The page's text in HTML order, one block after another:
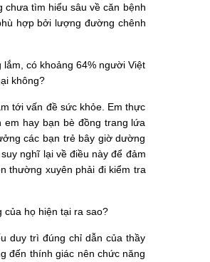
chưa tìm hiểu sâu về căn bệnh
hợp bởi lượng đường chênh
có khoảng 64% người Việt
không?
tới vấn đề sức khỏe. Em thực
hay bạn bè đồng trang lứa
các bạn trẻ bây giờ dường
nghĩ lại về điều này để đảm
thường xuyên phải đi kiểm tra
của họ hiện tại ra sao?
duy trì đúng chỉ dẫn của thầy
đến thính giác nên chức năng